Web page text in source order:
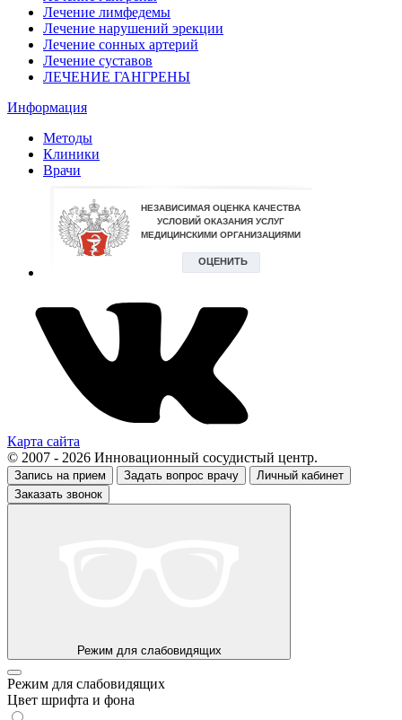
Лечение лимфедемы
Лечение нарушений эрекции
Лечение сонных артерий
Лечение суставов
ЛЕЧЕНИЕ ГАНГРЕНЫ
Информация
Методы
Клиники
Врачи
Карта сайта
© 2007 - 2026 Инновационный сосудистый центр.
Запись на прием Задать вопрос врачу
Личный кабинет
Заказать звонок
Режим для слабовидящих
Режим для слабовидящих
Цвет шрифта и фона